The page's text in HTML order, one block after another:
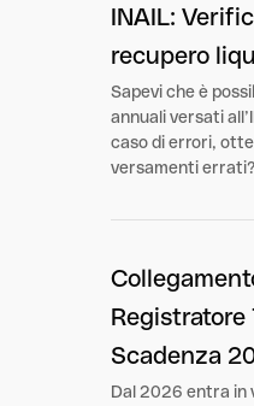
INAIL:
recupero
Sapevi che è
annuali versati
caso di errori,
versamenti
Registratore
Scadenza
Dal 2026 entra in